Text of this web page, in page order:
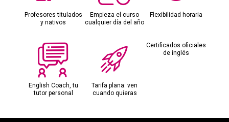
Profesores titulados
y nativos
Empieza el curso
cualquier día del año
Flexibilidad horaria
English Coach, tu
tutor personal
Tarifa plana: ven
cuando quieras
Certificados oficiales
de inglés